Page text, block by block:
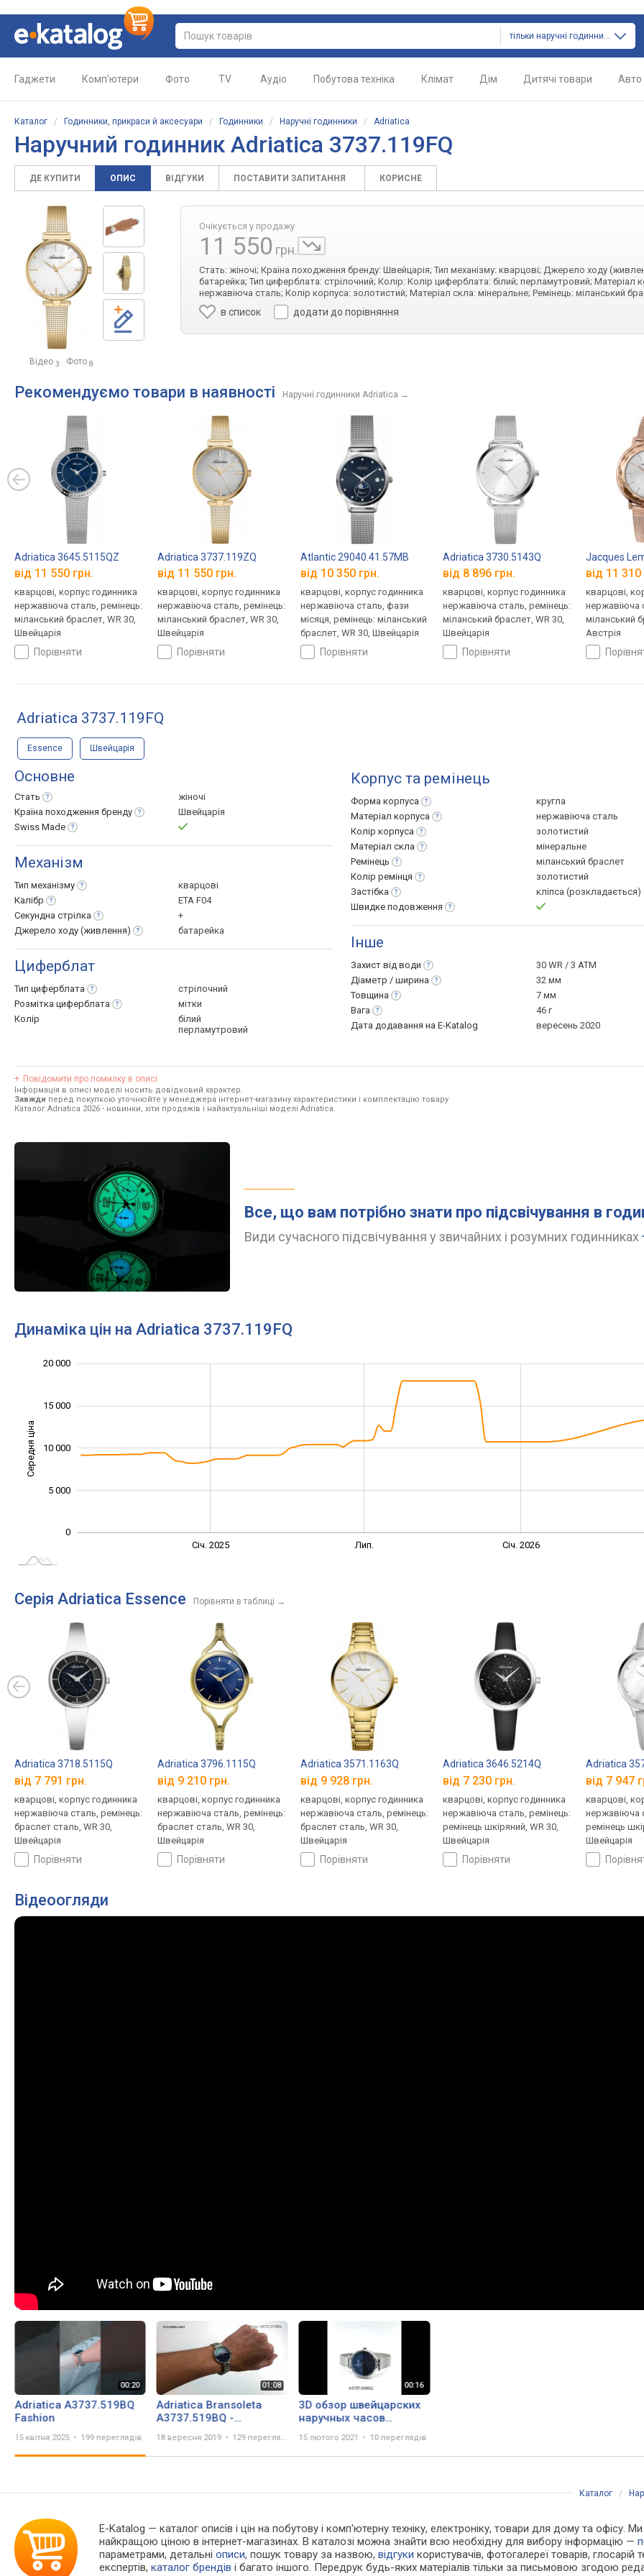
тільки наручні годинники
Гаджети Комп'ютери Фото TV Аудіо Побутова техніка Клімат Дім Дитячі товари Авто
Каталог / Годинники, прикраси й аксесуари / Годинники / Наручні годинники / Adriatica
Наручний годинник Adriatica 3737.119FQ
ДЕ КУПИТИ ОПИС ВІДГУКИ ПОСТАВИТИ ЗАПИТАННЯ КОРИСНЕ
Відео 3 Фото 8
Очікується у продажу
11 550 грн.
Стать: жіночі; Країна походження бренду: Швейцарія; Тип механізму: кварцові; Джерело ходу
батарейка; Тип циферблата: стрілочний; Колір: Колір циферблата: білий; перламутровий; Матеріал
нержавіюча сталь; Колір корпуса: золотистий; Матеріал скла: мінеральне; Ремінець: міланський
в список додати до порівняння
Рекомендуємо товари в наявності Наручні годинники Adriatica →
Adriatica 3645.5115QZ
від 11 550 грн.
кварцові, корпус годинника
нержавіюча сталь, ремінець:
міланський браслет, WR 30,
Швейцарія
порівняти
Adriatica 3737.119ZQ
від 11 550 грн.
кварцові, корпус годинника
нержавіюча сталь, ремінець:
міланський браслет, WR 30,
Швейцарія
порівняти
Atlantic 29040.41.57MB
від 10 350 грн.
кварцові, корпус годинника
нержавіюча сталь, фази
місяця, ремінець: міланський
браслет, WR 30, Швейцарія
порівняти
Adriatica 3730.5143Q
від 8 896 грн.
кварцові, корпус годинника
нержавіюча сталь, ремінець:
міланський браслет, WR 30,
Швейцарія
порівняти
Jacques
від 11 310
кварцові,
нержавіюча
міланський
Австрія
Adriatica 3737.119FQ
Essence Швейцарія
Основне
Стать
жіночі
Країна походження бренду
Швейцарія
Swiss Made
Механізм
Тип механізму
кварцові
Калібр
ETA F04
Секундна стрілка
+
Джерело ходу (живлення) батарейка
Циферблат
Тип циферблата
стрілочний
Розмітка циферблата
мітки
Колір
білий
перламутровий
Корпус та ремінець
Форма корпуса
кругла
Матеріал корпуса
нержавіюча сталь
Колір корпуса
золотистий
Матеріал скла
мінеральне
Ремінець
міланський браслет
Колір ремінця
золотистий
Застібка
кліпса (розкладається)
Швидке подовження
Інше
Захист від води
30 WR / 3 ATM
Діаметр / ширина
32 мм
Товщина
7 мм
Вага
46 г
Дата додавання на E-Katalog
вересень 2020
Повідомити про помилку в описі
Інформація в описі моделі носить довідковий характер.
Завжди перед покупкою уточнюйте у менеджера інтернет-магазину характеристики і комплектацію товару
Каталог Adriatica 2026 - новинки, хіти продажів і найактуальніші моделі Adriatica.
Все, що вам потрібно знати про підсвічування в
Види сучасного підсвічування у звичайних і розумних годинниках
Динаміка цін на Adriatica 3737.119FQ
Середня ціна 10 000
0
5 000
10 000
15 000
20 000
Січ. 2025 Лип. Січ. 2026
Серія Adriatica Essence Порівняти в таблиці →
Adriatica 3718.5115Q
від 7 791 грн.
кварцові, корпус годинника
нержавіюча сталь, ремінець:
браслет сталь, WR 30,
Швейцарія
порівняти
Adriatica 3796.1115Q
від 9 210 грн.
кварцові, корпус годинника
нержавіюча сталь, ремінець:
браслет сталь, WR 30,
Швейцарія
порівняти
Adriatica 3571.1163Q
від 9 928 грн.
кварцові, корпус годинника
нержавіюча сталь, ремінець:
браслет сталь, WR 30,
Швейцарія
порівняти
Adriatica 3646.5214Q
від 7 230 грн.
кварцові, корпус годинника
нержавіюча сталь, ремінець:
ремінець шкіряний, WR 30,
Швейцарія
порівняти
Adriatica
від 7 947
кварцові,
нержавіюча
ремінець
Швейцарія
Відеоогляди
Adriatica A3737.519BQ
Fashion
15 квітня 2025 199 переглядів
Adriatica Bransoleta
A3737.519BQ -
18 вересня 2019 129 переглядів
3D обзор швейцарских
наручных часов
15 лютого 2021 10 переглядів
Каталог /
E-Katalog — каталог описів і цін на побутову і комп'ютерну техніку, електроніку, товари для дому та офісу.
найкращою ціною в інтернет-магазинах. В каталозі можна знайти всю необхідну для вибору інформацію —
параметрами, детальніописи, пошук товару за назвою,відгуки користувачів, фотогалереї товарів, глосарій
експертів,каталог брендів і багато іншого. Передрук будь-яких матеріалів тільки за письмовою згодою